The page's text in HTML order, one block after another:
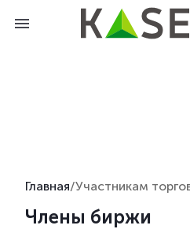
Главная/Участникам
Члены биржи